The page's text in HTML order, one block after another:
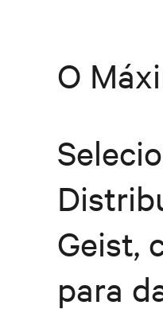
O
Geist,
para